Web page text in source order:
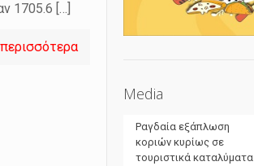
1705.6 […]
Media
Ραγδαία εξάπλωση
κοριών κυρίως σε
τουριστικά καταλύματα